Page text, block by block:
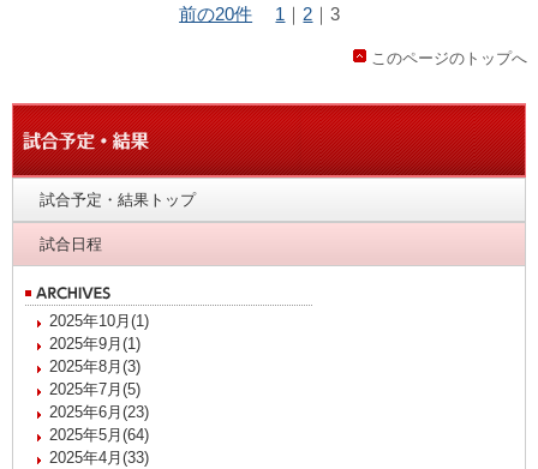
前の20件 1 ｜ 2 ｜3
このページのトップへ
試合予定・結果トップ
試合日程
2025年10月(1)
2025年9月(1)
2025年8月(3)
2025年7月(5)
2025年6月(23)
2025年5月(64)
2025年4月(33)